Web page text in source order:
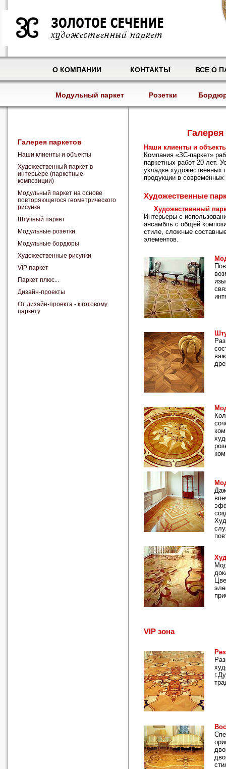
О КОМПАНИИ КОНТАКТЫ ВСЕ О
Модульный паркет Розетки
Галерея паркетов
Наши клиенты и объекты
Художественный паркет в
интерьере (паркетные
композиции)
Модульный паркет на основе
повторяющегося геометрического
рисунка
Штучный паркет
Модульные розетки
Модульные бордюры
Художественные рисунки
VIP паркет
Паркет плюс...
Дизайн-проекты
От дизайн-проекта - к готовому
паркету
Наши клиенты и
Компания «ЗС-паркет»
паркетных работ 20 лет.
укладке художественных
продукции в
Художественные
Художественный
Интерьеры с
ансамбль с общей
стиле, сложные
элементов.
VIP зона